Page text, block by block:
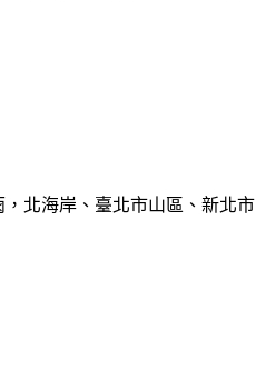
北海岸、臺北市山區、新北